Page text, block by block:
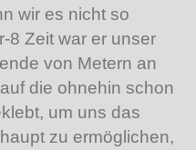
wir es nicht so
8 Zeit war er unser
von Metern an
die ohnehin schon
um uns das
zu ermöglichen,